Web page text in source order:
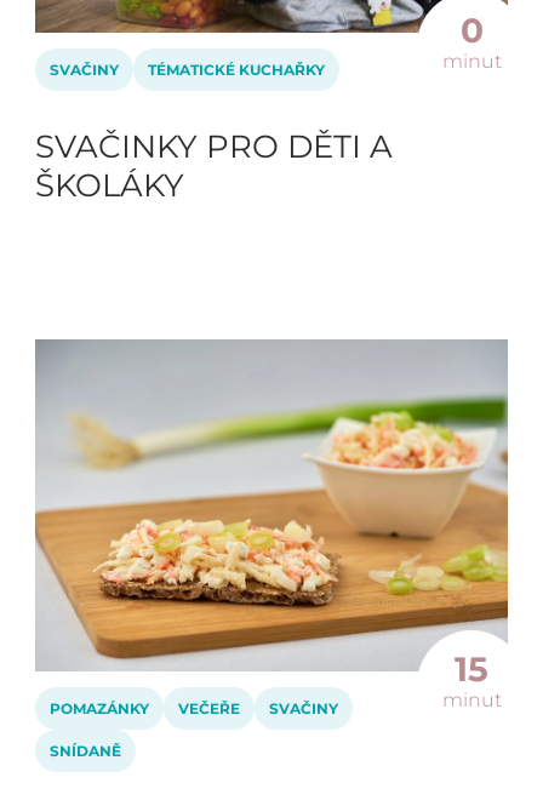
0
minut
SVAČINY TÉMATICKÉ KUCHAŘKY
SVAČINKY PRO DĚTI A
ŠKOLÁKY
15
minut
POMAZÁNKY VEČEŘE SVAČINY
SNÍDANĚ